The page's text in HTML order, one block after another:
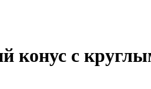
конус с